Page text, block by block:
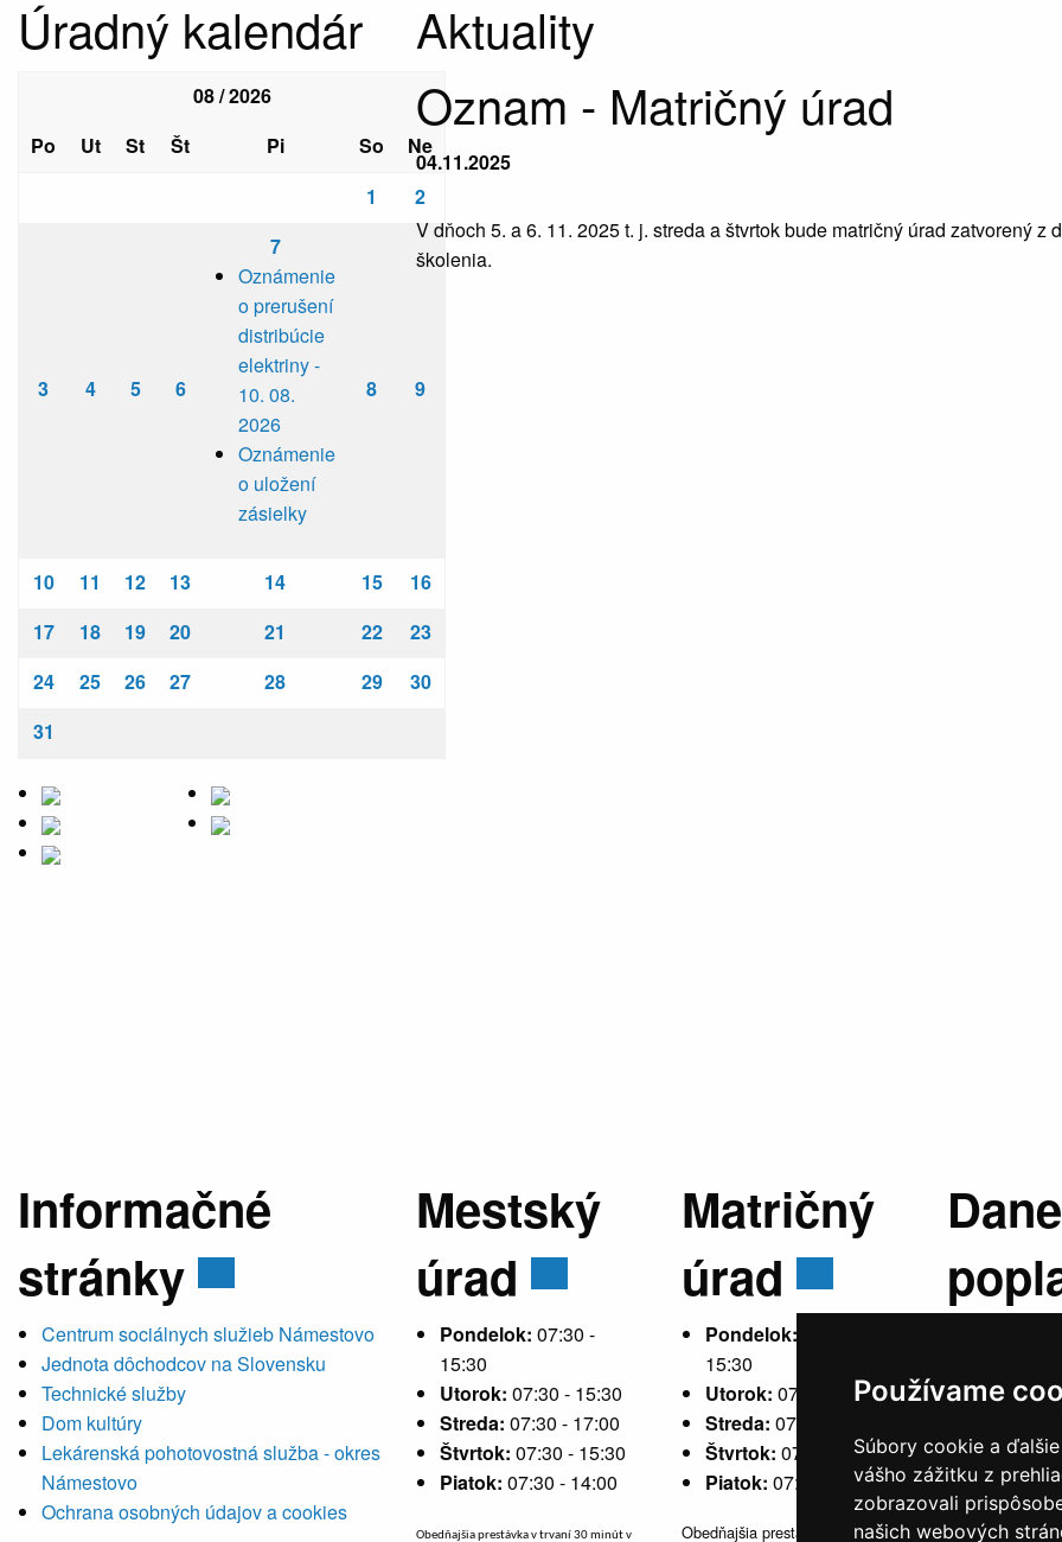
Používame
Súbory cookie a
vášho zážitku z
zobrazovali
našich webových
Úradný kalendár
08 / 2026
Po
Ut St Št Pi So
Ne
1
2
3 4 5 6
7
Oznámenie
o prerušení
distribúcie
elektriny -
10. 08.
2026
Oznámenie
o uložení
zásielky
8 9
10 11 12 13 14 15
16
17
18 19 20 21 22
23
24
25 26 27 28 29
30
31
Aktuality
Oznam - Matričný úrad
04.11.2025
V dňoch 5. a 6. 11. 2025 t. j. streda a štvrtok bude matričný úrad zatvorený z
školenia.
Informačné
stránky
Centrum sociálnych služieb Námestovo
Jednota dôchodcov na Slovensku
Technické služby
Dom kultúry
Lekárenská pohotovostná služba - okres
Námestovo
Ochrana osobných údajov a cookies
Mestský
úrad
Pondelok: 07:30 -
15:30
Utorok: 07:30 - 15:30
Streda: 07:30 - 17:00
Štvrtok: 07:30 - 15:30
Piatok: 07:30 - 14:00
Obedňajšia prestávka v trvaní 30 minút v
Matričný
úrad
Pondelok:
15:30
Utorok: 07:30 - 15:30
Streda: 07:30 - 17:00
Štvrtok: 07:30 - 15:30
Piatok: 07:30 - 14:00
Obedňajšia prestávka v trvaní 30
Utorok:
Streda:
Štvrtok: